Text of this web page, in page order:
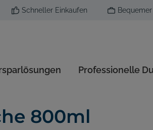
Schneller Einkaufen
Professionelle
800ml